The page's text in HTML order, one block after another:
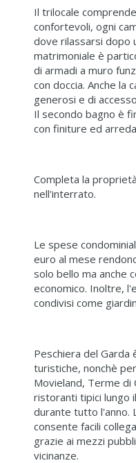
Il trilocale
confortevoli, ogni
dove rilassarsi dopo
matrimoniale è
di armadi a muro
con doccia. Anche la
generosi e di
Il secondo bagno è
con finiture ed
Completa la
nell'interrato.
Le spese
euro al mese
solo bello ma anche
economico. Inoltre,
condivisi come
Peschiera del
turistiche, nonchè
Movieland, Terme di
ristoranti tipici lungo
durante tutto l'anno.
consente facili
grazie ai mezzi
vicinanze.